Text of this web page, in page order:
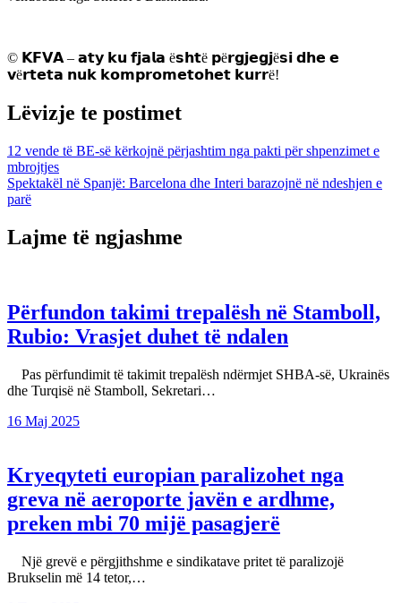
© 𝗞𝗙𝗩𝗔 – 𝗮𝘁𝘆 𝗸𝘂 𝗳𝗷𝗮𝗹𝗮 ë𝘀𝗵𝘁ë 𝗽ë𝗿𝗴𝗷𝗲𝗴𝗷ë𝘀𝗶 𝗱𝗵𝗲 𝗲
𝘃ë𝗿𝘁𝗲𝘁𝗮 𝗻𝘂𝗸 𝗸𝗼𝗺𝗽𝗿𝗼𝗺𝗲𝘁𝗼𝗵𝗲𝘁 𝗸𝘂𝗿𝗿ë!
Lëvizje te postimet
12 vende të BE-së kërkojnë përjashtim nga pakti për shpenzimet e
mbrojtjes
Spektakël në Spanjë: Barcelona dhe Interi barazojnë në ndeshjen e
parë
Lajme të ngjashme
Përfundon takimi trepalësh në Stamboll,
Rubio: Vrasjet duhet të ndalen
Pas përfundimit të takimit trepalësh ndërmjet SHBA-së, Ukrainës
dhe Turqisë në Stamboll, Sekretari…
16 Maj 2025
Kryeqyteti europian paralizohet nga
greva në aeroporte javën e ardhme,
preken mbi 70 mijë pasagjerë
Një grevë e përgjithshme e sindikatave pritet të paralizojë
Brukselin më 14 tetor,…